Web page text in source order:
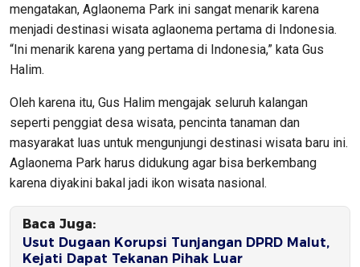
mengatakan, Aglaonema Park ini sangat menarik karena
menjadi destinasi wisata aglaonema pertama di Indonesia.
“Ini menarik karena yang pertama di Indonesia,” kata Gus
Halim.
Oleh karena itu, Gus Halim mengajak seluruh kalangan
seperti penggiat desa wisata, pencinta tanaman dan
masyarakat luas untuk mengunjungi destinasi wisata baru ini.
Aglaonema Park harus didukung agar bisa berkembang
karena diyakini bakal jadi ikon wisata nasional.
Baca Juga:
Usut Dugaan Korupsi Tunjangan DPRD Malut,
Kejati Dapat Tekanan Pihak Luar